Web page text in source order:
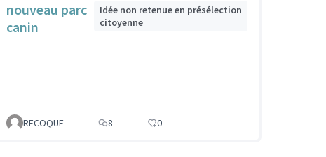
nouveau parc
canin
Idée non retenue en présélection
citoyenne
RECOQUE 8 0